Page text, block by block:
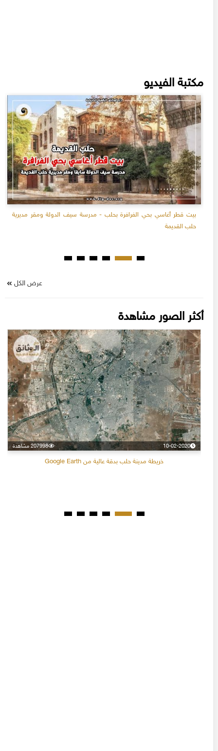
مكتبة الفيديو
بيت قطر أغاسي بحي الفرافرة بحلب - مدرسة سيف الدولة ومقر مديرية
حلب القديمة
عرض الكل
أكثر الصور مشاهدة
10-02-2020 207998 مشاهدة
خريطة مدينة حلب بدقة عالية من Google Earth